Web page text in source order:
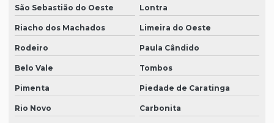
São Sebastião do Oeste Lontra
Riacho dos Machados Limeira do Oeste
Rodeiro Paula Cândido
Belo Vale Tombos
Pimenta Piedade de Caratinga
Rio Novo Carbonita